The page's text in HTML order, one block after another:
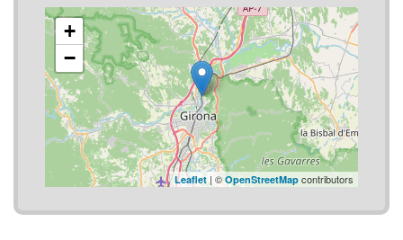
+
−
Leaflet | ©OpenStreetMap contributors